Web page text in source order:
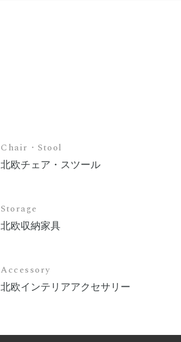
Chair・Stool
北欧チェア・スツール
Storage
北欧収納家具
Accessory
北欧インテリアアクセサリー